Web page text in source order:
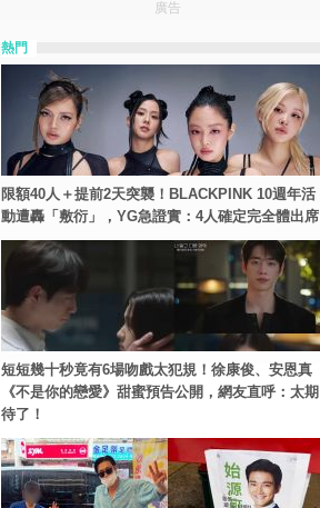
廣告
熱門
限額40人＋提前2天突襲！BLACKPINK 10週年活
動遭轟「敷衍」，YG急證實：4人確定完全體出席
短短幾十秒竟有6場吻戲太犯規！徐康俊、安恩真
《不是你的戀愛》甜蜜預告公開，網友直呼：太期
待了！